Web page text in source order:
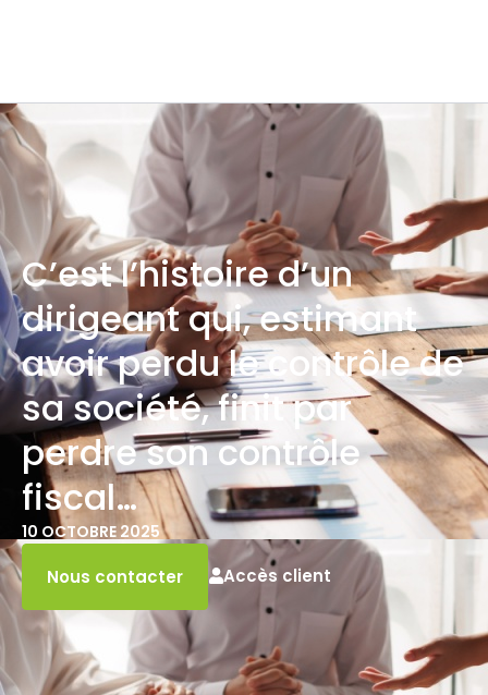
C’est l’histoire d’un
dirigeant qui, estimant
avoir perdu le contrôle de
sa société, finit par
perdre son contrôle
fiscal…
10 OCTOBRE 2025
Nous contacter Accès client